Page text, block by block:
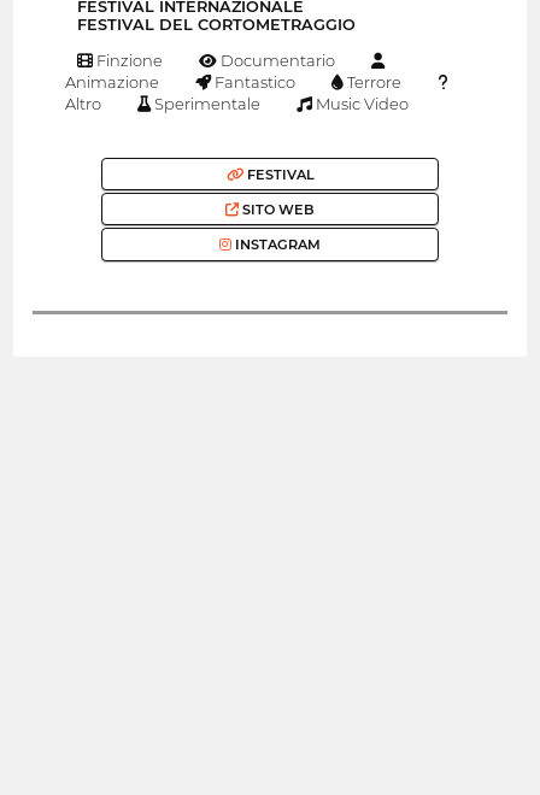
FESTIVAL INTERNAZIONALE
FESTIVAL DEL CORTOMETRAGGIO
Finzione
Documentario
Animazione
Fantastico
Terrore
Altro
Sperimentale Music Video
FESTIVAL
SITO WEB
INSTAGRAM